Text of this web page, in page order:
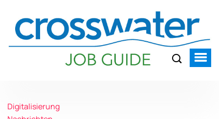
Digitalisierung